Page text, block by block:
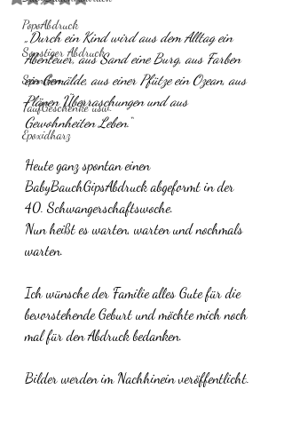
PopoAbdruck
Sonstiger Abdruck
Spenden
TaufGeschenke usw.
Epoxidharz
„Durch ein Kind wird aus dem Alltag ein
Abenteuer, aus Sand eine Burg, aus Farben
ein Gemälde, aus einer Pfütze ein Ozean, aus
Plänen Überraschungen und aus
Gewohnheiten Leben.“
Heute ganz spontan einen
BabyBauchGipsAbdruck abgeformt in der
40. Schwangerschaftswoche.
Nun heißt es warten, warten und nochmals
warten.
Ich wünsche der Familie alles Gute für die
bevorstehende Geburt und möchte mich noch
mal für den Abdruck bedanken.
Bilder werden im Nachhinein veröffentlicht.